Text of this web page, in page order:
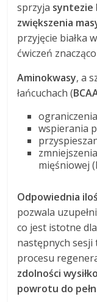
sprzyja syntezie
zwiększenia
przyjęcie białka
ćwiczeń
Aminokwasy, a
łańcuchach (
wspierania
mięśniowej
Odpowiednia
pozwala
co jest istotne dla
następnych
procesu
zdolności
powrotu do